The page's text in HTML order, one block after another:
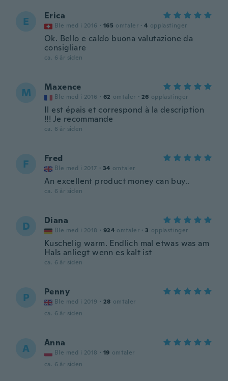
E Erica
Ble med i 2016 · 165 omtaler · 4 opplastinger
Ok. Bello e caldo buona valutazione da
consigliare
ca. 6 år siden
M Maxence
Ble med i 2016 · 62 omtaler · 26 opplastinger
Il est épais et correspond à la description
!!! Je recommande
ca. 6 år siden
F Fred
Ble med i 2017 · 34 omtaler
An excellent product money can buy..
ca. 6 år siden
D Diana
Ble med i 2018 · 924 omtaler · 3 opplastinger
Kuschelig warm. Endlich mal etwas was am
Hals anliegt wenn es kalt ist
ca. 6 år siden
P Penny
Ble med i 2019 · 28 omtaler
ca. 6 år siden
A Anna
Ble med i 2018 · 19 omtaler
ca. 6 år siden